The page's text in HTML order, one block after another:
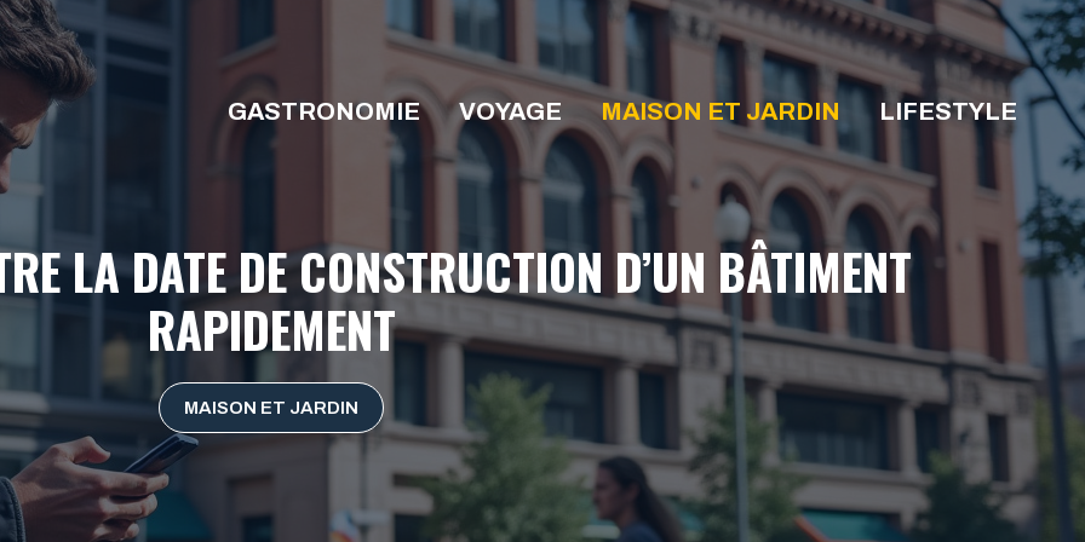
GASTRONOMIE VOYAGE MAISON ET JARDIN LIFESTYLE
LA DATE DE CONSTRUCTION D’UN BÂTIMENT
RAPIDEMENT
MAISON ET JARDIN